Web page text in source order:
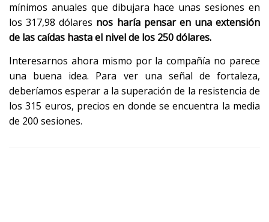
mínimos anuales que dibujara hace unas sesiones en
los 317,98 dólares nos haría pensar en una extensión
de las caídas hasta el nivel de los 250 dólares.
Interesarnos ahora mismo por la compañía no parece
una buena idea. Para ver una señal de fortaleza,
deberíamos esperar a la superación de la resistencia de
los 315 euros, precios en donde se encuentra la media
de 200 sesiones.